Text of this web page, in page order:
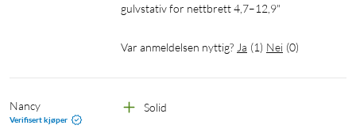
gulvstativ for nettbrett 4,7–12,9"
Var anmeldelsen nyttig? Ja (1) Nei (0)
Nancy
Verifisert kjøper
Solid